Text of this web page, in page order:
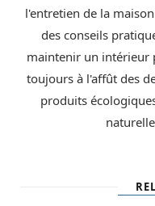
l'entretien de la
des conseils
maintenir un intérieur
toujours à l'affût des
produits